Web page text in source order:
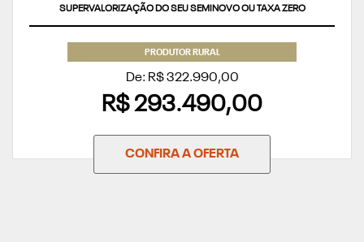
SUPERVALORIZAÇÃO DO SEU SEMINOVO OU TAXA ZERO
PRODUTOR RURAL
De: R$ 322.990,00
R$ 293.490,00
CONFIRA A OFERTA